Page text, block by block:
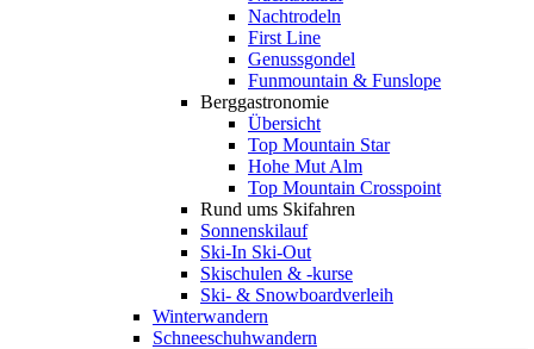
Nachtrodeln
First Line
Genussgondel
Funmountain & Funslope
Berggastronomie
Übersicht
Top Mountain Star
Hohe Mut Alm
Top Mountain Crosspoint
Rund ums Skifahren
Sonnenskilauf
Ski-In Ski-Out
Skischulen & -kurse
Ski- & Snowboardverleih
Winterwandern
Schneeschuhwandern